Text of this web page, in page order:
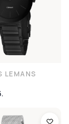
LEMANS